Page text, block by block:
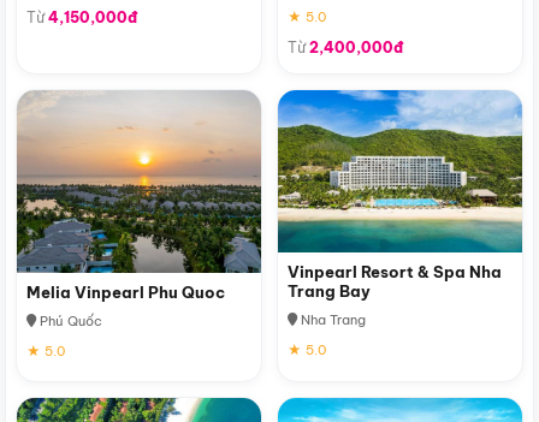
Từ4,150,000đ
★ 5.0
Từ2,400,000đ
Melia Vinpearl Phu Quoc
Phú Quốc
★ 5.0
Vinpearl Resort & Spa Nha
Trang Bay
Nha Trang
★ 5.0